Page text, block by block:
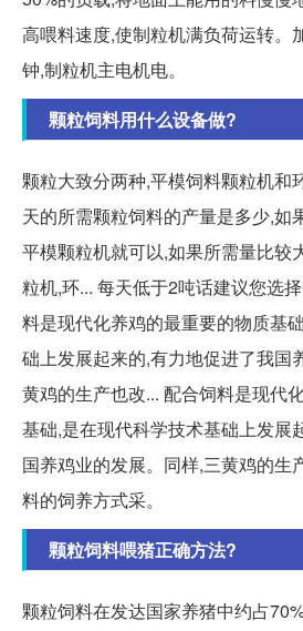
高喂料速度,使制粒机满负荷运转。
钟,制粒机主电机电。
颗粒饲料用什么设备做?
颗粒大致分两种,平模饲料颗粒机和
天的所需颗粒饲料的产量是多少,如
平模颗粒机就可以,如果所需量比较
粒机,环... 每天低于2吨话建议您选
料是现代化养鸡的最重要的物质基
础上发展起来的,有力地促进了我国
黄鸡的生产也改... 配合饲料是现代
基础,是在现代科学技术基础上发展
国养鸡业的发展。同样,三黄鸡的生
料的饲养方式采。
颗粒饲料喂猪正确方法?
颗粒饲料在发达国家养猪中约占